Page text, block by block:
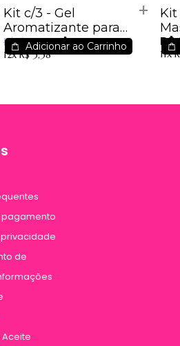
Kit c/3 - Gel
Aromatizante para
Virilha Beijável 180g
Phallebeauty - Menta
R$ 62,95 R$ 29,97
12xR$ 3,38
Adicionar ao Carrinho
Kit
R$
11x
pagamento
de